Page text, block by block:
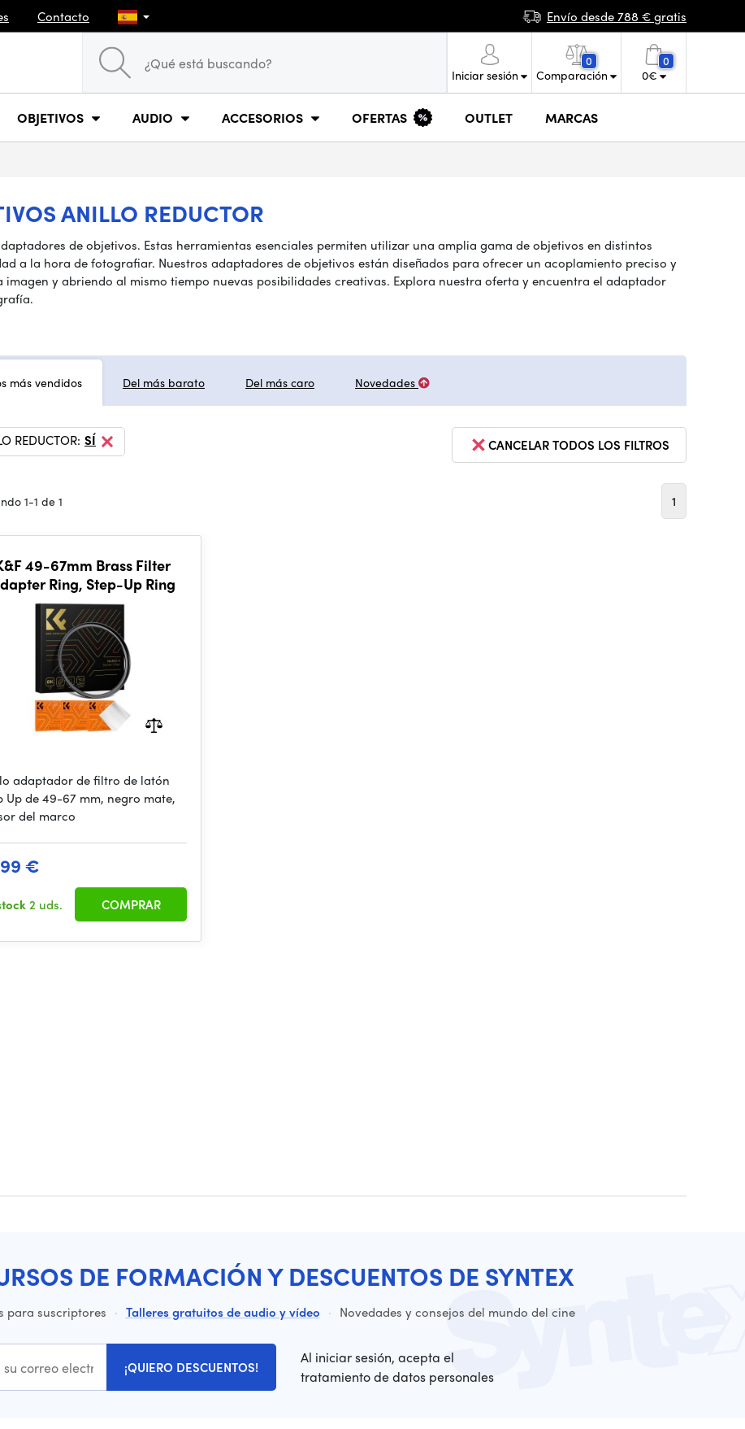
Contacto Envío desde 788 € gratis
Iniciar sesión
0
Comparación
0
0€
OBJETIVOS AUDIO ACCESORIOS OFERTAS OUTLET MARCAS
ANILLO REDUCTOR
de objetivos. Estas herramientas esenciales permiten utilizar una amplia gama de objetivos en distintos
a la hora de fotografiar. Nuestros adaptadores de objetivos están diseñados para ofrecer un acoplamiento preciso y
y abriendo al mismo tiempo nuevas posibilidades creativas. Explora nuestra oferta y encuentra el adaptador
más vendidos Del más barato Del más caro Novedades
CANCELAR TODOS LOS FILTROS
REDUCTOR: SÍ
1-1 de 1 1
49-67mm Brass Filter
Ring, Step-Up Ring
adaptador de filtro de latón
Up de 49-67 mm, negro mate,
del marco
€
2 uds. COMPRAR
DE FORMACIÓN Y DESCUENTOS DE SYNTEX
para suscriptores · Talleres gratuitos de audio y vídeo · Novedades y consejos del mundo del cine
¡QUIERO DESCUENTOS!
Al iniciar sesión, acepta el
tratamiento de datos personales